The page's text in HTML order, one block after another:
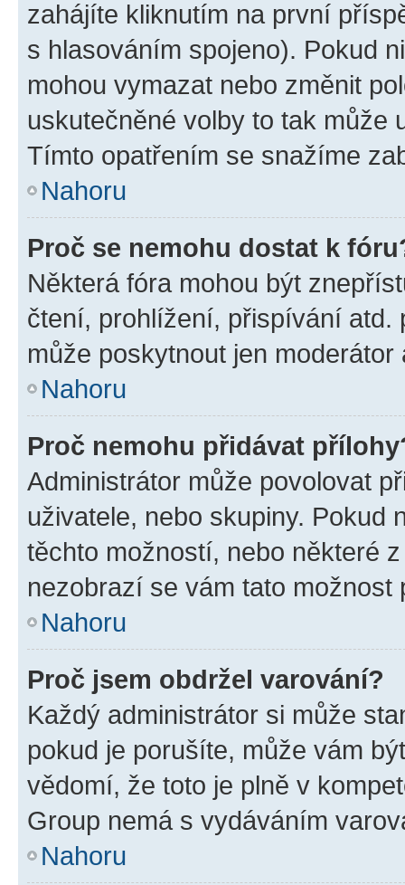
zahájíte kliknutím na první
s hlasováním spojeno). Pokud
mohou vymazat nebo změnit
uskutečněné volby to tak může
Tímto opatřením se snažíme
Nahoru
Proč se nemohu dostat k
Některá fóra mohou být
čtení, prohlížení, přispívání atd.
může poskytnout jen
Nahoru
Proč nemohu přidávat
Administrátor může povolovat
uživatele, nebo skupiny. Pokud
těchto možností, nebo některé
nezobrazí se vám tato
Nahoru
Proč jsem obdržel varování?
Každý administrátor si může
pokud je porušíte, může vám
vědomí, že toto je plně v
Group nemá s vydáváním
Nahoru